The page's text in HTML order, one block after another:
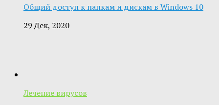
Общий доступ к папкам и дискам в Windows 10
29 Дек, 2020
Лечение вирусов